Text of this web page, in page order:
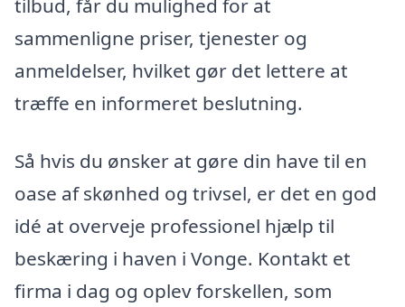
tilbud, får du mulighed for at
sammenligne priser, tjenester og
anmeldelser, hvilket gør det lettere at
træffe en informeret beslutning.
Så hvis du ønsker at gøre din have til en
oase af skønhed og trivsel, er det en god
idé at overveje professionel hjælp til
beskæring i haven i Vonge. Kontakt et
firma i dag og oplev forskellen, som